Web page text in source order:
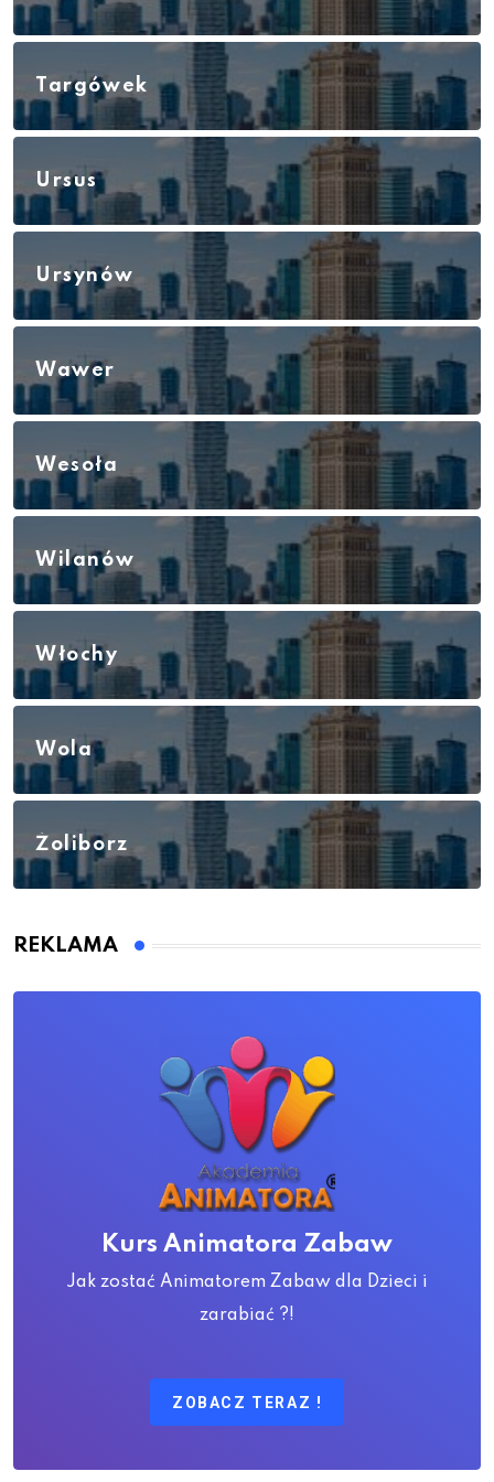
Targówek
Ursus
Ursynów
Wawer
Wesoła
Wilanów
Włochy
Wola
Żoliborz
REKLAMA
Kurs Animatora Zabaw
Jak zostać Animatorem Zabaw dla Dzieci i
zarabiać ?!
ZOBACZ TERAZ !